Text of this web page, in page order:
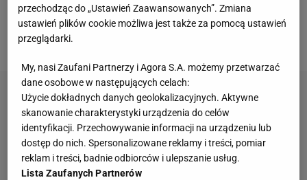
Te dywany są porządne jak za dawnych lato.
Piękne wzory, a ceny? Nawet mniej niż 50 zł
przechodząc do „Ustawień Zaawansowanych”. Zmiana
ustawień plików cookie możliwa jest także za pomocą ustawień
przeglądarki.
My, nasi Zaufani Partnerzy i Agora S.A. możemy przetwarzać
dane osobowe w następujących celach:
Użycie dokładnych danych geolokalizacyjnych. Aktywne
skanowanie charakterystyki urządzenia do celów
identyfikacji. Przechowywanie informacji na urządzeniu lub
dostęp do nich. Spersonalizowane reklamy i treści, pomiar
reklam i treści, badnie odbiorców i ulepszanie usług.
Lista Zaufanych Partnerów